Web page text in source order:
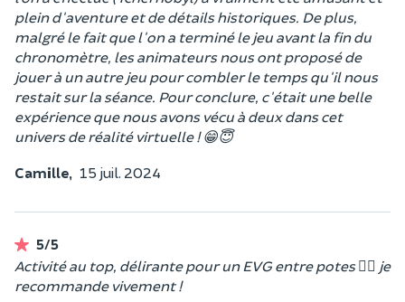
plein d'aventure et de détails historiques. De plus,
malgré le fait que l'on a terminé le jeu avant la fin du
chronomètre, les animateurs nous ont proposé de
jouer à un autre jeu pour combler le temps qu'il nous
restait sur la séance. Pour conclure, c'était une belle
expérience que nous avons vécu à deux dans cet
univers de réalité virtuelle ! 😁😇
Camille, 15 juil. 2024
5/5
Activité au top, délirante pour un EVG entre potes 👍🏻 je
recommande vivement !